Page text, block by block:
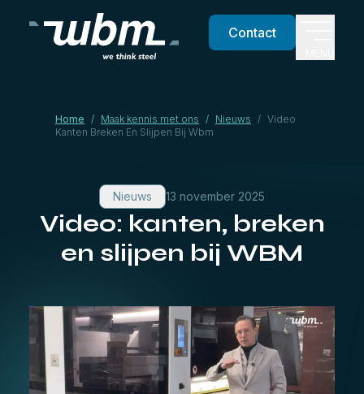
Contact
Home / Maak kennis met ons / Nieuws / Video
Kanten Breken En Slijpen Bij Wbm
Nieuws 13 november 2025
Video: kanten, breken
en slijpen bij WBM